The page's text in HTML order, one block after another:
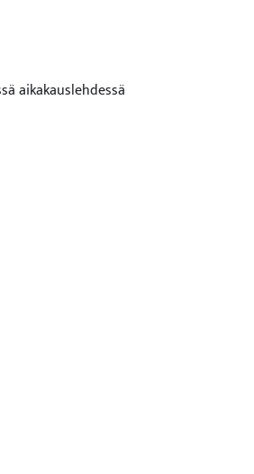
aikakauslehdessä